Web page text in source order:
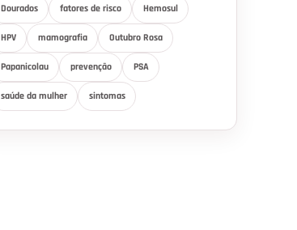
Dourados fatores de risco Hemosul
HPV mamografia Outubro Rosa
Papanicolau prevenção PSA
saúde da mulher sintomas